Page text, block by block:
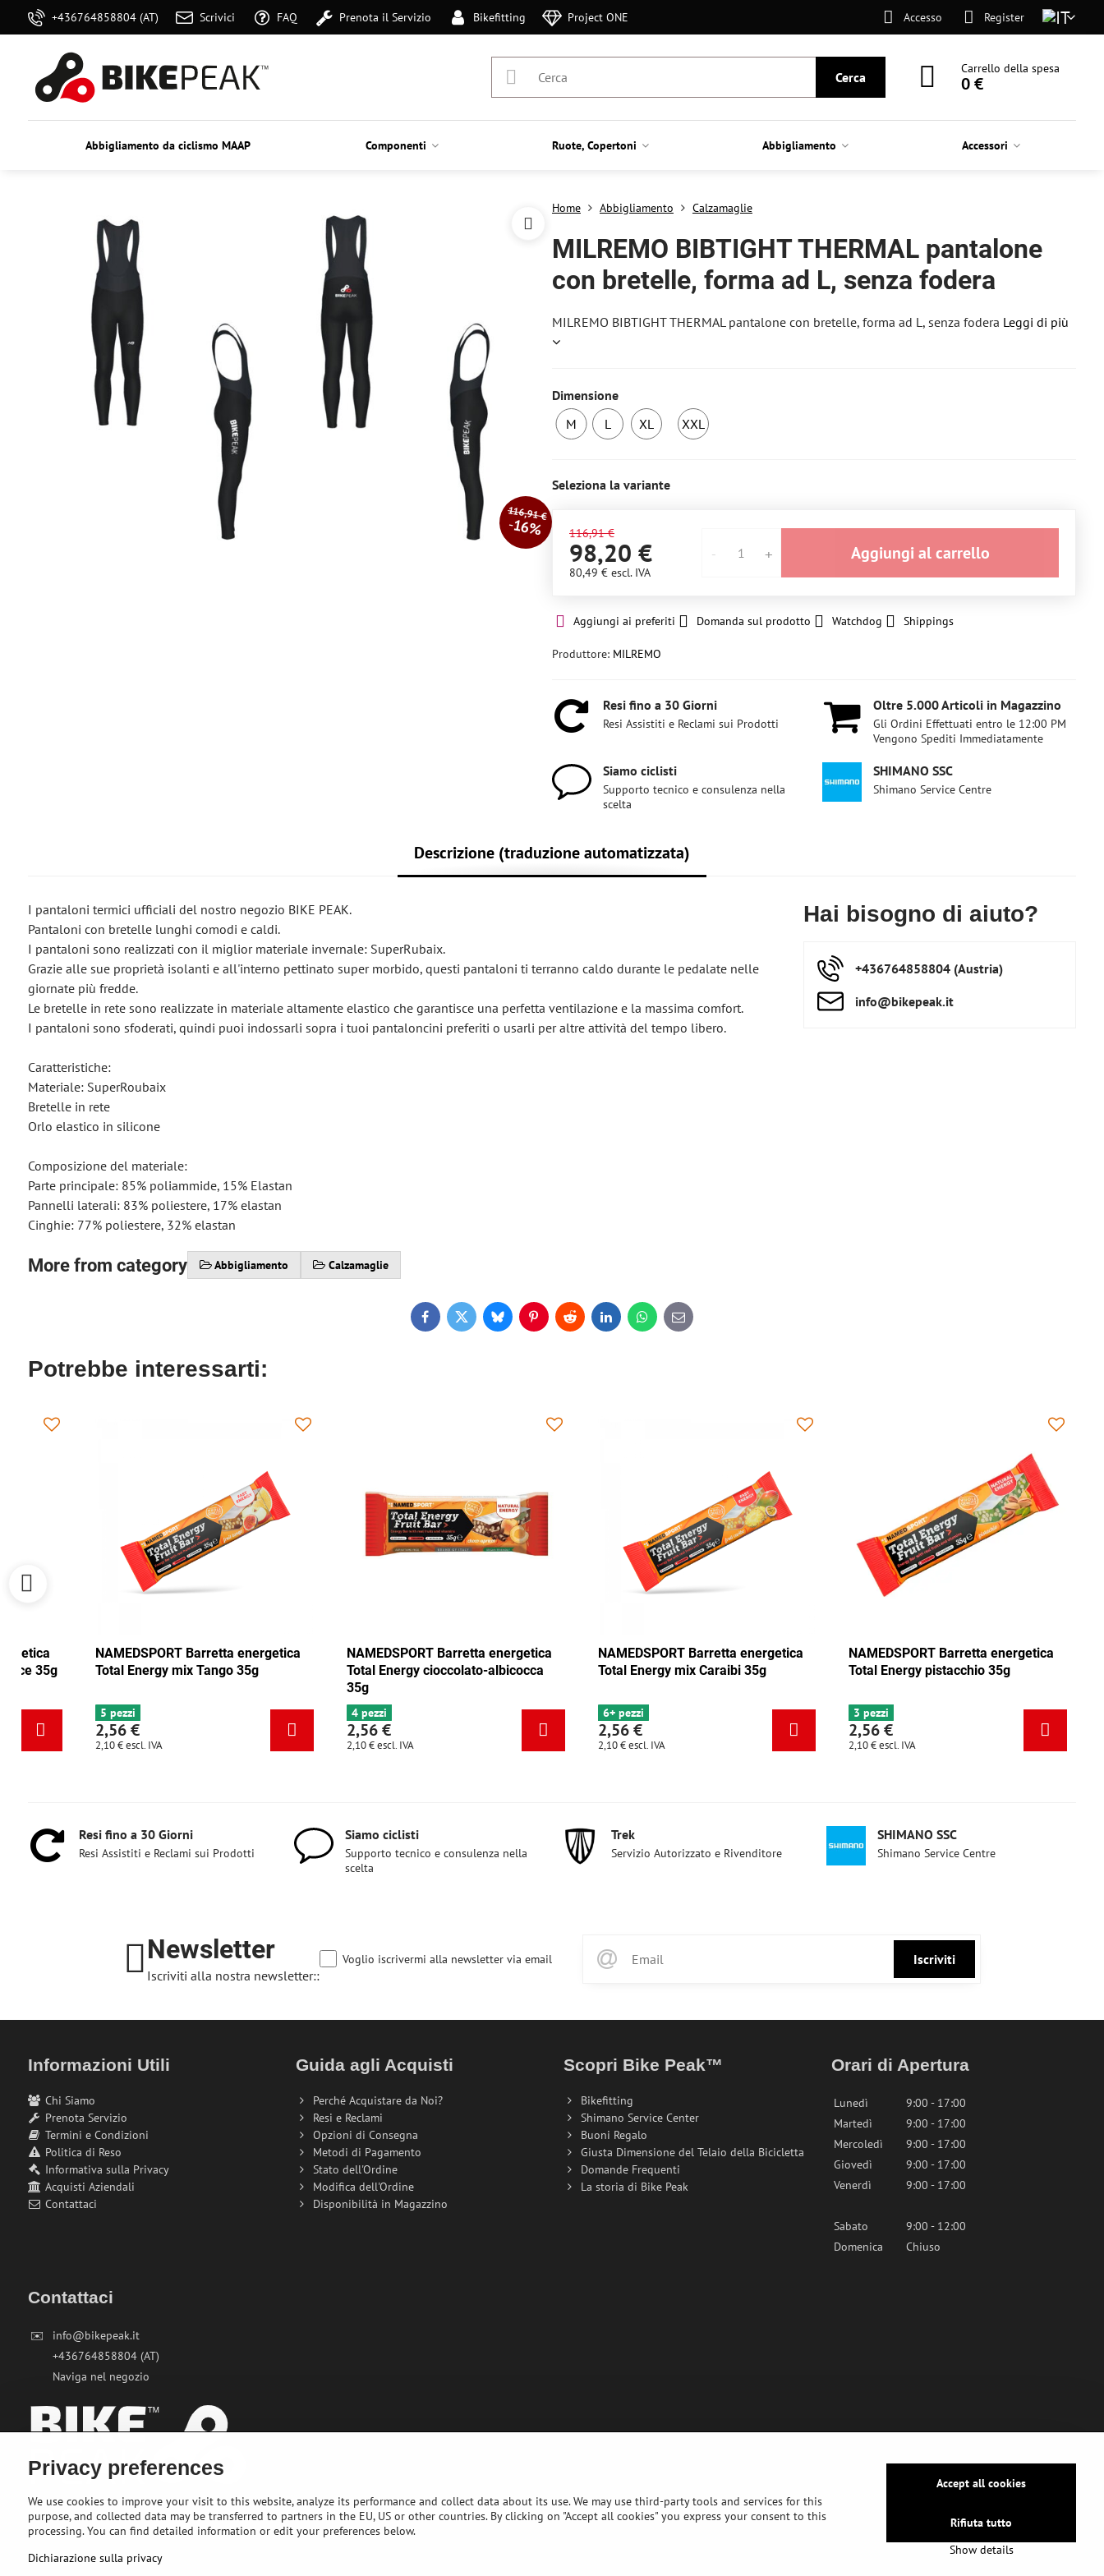
+436764858804 (AT) Scrivici FAQ Prenota il Servizio Bikefitting Project ONE Accesso Register
Cerca
Carrello della spesa
0 €
Abbigliamento da ciclismo MAAP Componenti Ruote, Copertoni Abbigliamento Accessori
116,91 €
16%
Home Abbigliamento Calzamaglie
MILREMO BIBTIGHT THERMAL pantalone
con bretelle, forma ad L, senza fodera
MILREMO BIBTIGHT THERMAL pantalone con bretelle, forma ad L, senza fodera Leggi di più
Dimensione
M
L
XL
XXL
Seleziona la variante
116,91 €
98,20 €
80,49 € escl. IVA
Aggiungi al carrello
Aggiungi ai preferiti Domanda sul prodotto Watchdog Shippings
Produttore: MILREMO
Resi fino a 30 Giorni
Resi Assistiti e Reclami sui Prodotti
Oltre 5​.000 Articoli in Magazzino
Gli Ordini Effettuati entro le 12:00 PM
Vengono Spediti Immediatamente
Siamo ciclisti
Supporto tecnico e consulenza nella
scelta
SHIMANO SSC
Shimano Service Centre
Descrizione (traduzione automatizzata)
I pantaloni termici ufficiali del nostro negozio BIKE PEAK.
Pantaloni con bretelle lunghi comodi e caldi.
I pantaloni sono realizzati con il miglior materiale invernale: SuperRubaix.
Grazie alle sue proprietà isolanti e all'interno pettinato super morbido, questi pantaloni ti terranno caldo durante le pedalate nelle
giornate più fredde.
Le bretelle in rete sono realizzate in materiale altamente elastico che garantisce una perfetta ventilazione e la massima comfort.
I pantaloni sono sfoderati, quindi puoi indossarli sopra i tuoi pantaloncini preferiti o usarli per altre attività del tempo libero.
Caratteristiche:
Materiale: SuperRoubaix
Bretelle in rete
Orlo elastico in silicone
Composizione del materiale:
Parte principale: 85% poliammide, 15% Elastan
Pannelli laterali: 83% poliestere, 17% elastan
Cinghie: 77% poliestere, 32% elastan
More from category Abbigliamento Calzamaglie
Hai bisogno di aiuto?
+436764858804 (Austria)
info​@bikepeak​.it
FacebookTwitterBlueskyPinterestRedditLinkedInWhatsApp
E-
mail
Potrebbe interessarti:
NAMEDSPORT Barretta energetica
Total Energy mirtillo rosso-noce 35g
6+ pezzi
2,56 €
escl. IVA
NAMEDSPORT Barretta energetica
Total Energy mix Tango 35g
5 pezzi
2,56 €
escl. IVA
NAMEDSPORT Barretta energetica
Total Energy cioccolato-albicocca
4 pezzi
2,56 €
escl. IVA
NAMEDSPORT Barretta energetica
Total Energy mix Caraibi 35g
6+ pezzi
2,56 €
escl. IVA
3 pezzi
2,56 €
Resi fino a 30 Giorni
Resi Assistiti e Reclami sui Prodotti
Siamo ciclisti
Supporto tecnico e consulenza nella
scelta
Trek
Servizio Autorizzato e Rivenditore
SHIMANO SSC
Shimano Service Centre
Newsletter
Iscriviti alla nostra newsletter::
Iscriviti
Voglio iscrivermi alla newsletter via email
Informazioni Utili
Chi Siamo
Prenota Servizio
Termini e Condizioni
Politica di Reso
Informativa sulla Privacy
Acquisti Aziendali
Contattaci
Guida agli Acquisti
Perché Acquistare da Noi?
Resi e Reclami
Opzioni di Consegna
Metodi di Pagamento
Stato dell'Ordine
Modifica dell'Ordine
Disponibilità in Magazzino
Scopri Bike Peak™
Bikefitting
Shimano Service Center
Buoni Regalo
Giusta Dimensione del Telaio della Bicicletta
Domande Frequenti
La storia di Bike Peak
Orari di Apertura
Lunedì
9:00 - 17:00
Martedì
9:00 - 17:00
Mercoledì
9:00 - 17:00
Giovedì
9:00 - 17:00
Venerdì
9:00 - 17:00
Sabato
9:00 - 12:00
Domenica
Chiuso
Contattaci
✉️
info@bikepeak.it
+436764858804 (AT)
Naviga nel negozio
Privacy preferences
We use cookies to improve your visit to this website, analyze its performance and collect data about its use. We may use third-party tools and services for this
purpose, and collected data may be transferred to partners in the EU, US or other countries. By clicking on "Accept all cookies" you express your consent to this
processing. You can find detailed information or edit your preferences below.
Dichiarazione sulla privacy
Show details
Accept all cookies
Rifiuta tutto